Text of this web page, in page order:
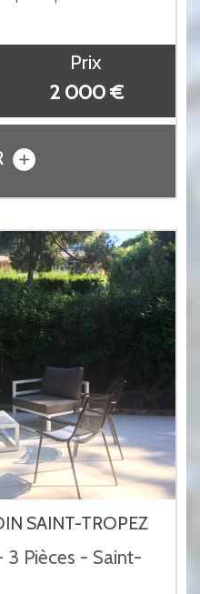
Prix
2 000 €
SAINT-TROPEZ
3 Pièces - Saint-